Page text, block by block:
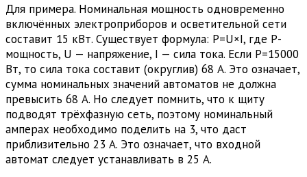
Для примера. Номинальная мощность одновременно
включённых электроприборов и осветительной сети
составит 15 кВт. Существует формула: P=U×I, где P-
мощность, U — напряжение, I — сила тока. Если P=15000
Вт, то сила тока составит (округлив) 68 А. Это означает,
сумма номинальных значений автоматов не должна
превысить 68 А. Но следует помнить, что к щиту
подводят трёхфазную сеть, поэтому номинальный
амперах необходимо поделить на 3, что даст
приблизительно 23 А. Это означает, что входной
автомат следует устанавливать в 25 А.